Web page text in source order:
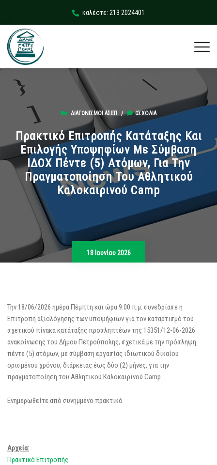
καλέστε: 213 2024401
ΔΙΑΓΩΝΙΣΜΟΊ ΑΣΕΠ / 0ΣΧΌΛΙΑ
Πρακτικό Επιτροπής Κατάταξης Και
Επιλογής Υποψηφίων Με Σύμβαση
ΙΔΟΧ Πέντε (5) Ατόμων, Για Την
Πραγματοποίηση Του Αθλητικού
Καλοκαιρινού Camp
18 Ιουνίου 2026
Την 18/06/2026 ημέρα Πέμπτη και ώρα 9:00 π.μ. συνεδρίασε η
Επιτροπή αξιολόγησης των υποψήφιων για τον καταρτισμό του
σχετικού πίνακα κατάταξης προσληπτέων της 15351/12-06-2026
ανακοίνωσης του Δήμου Πετρούπολης, σχετικά με την πρόσληψη
πέντε (5) ατόμων, με σύμβαση εργασίας ιδιωτικού δικαίου
ορισμένου χρόνου, διάρκειας έως δύο (2) μήνες, για την
πραγματοποίηση του Αθλητικού Καλοκαιρινού Camp.
Ενημερωθείτε από συνημμένο πρακτικό
Αρχεία:
Πρακτικό Επιτροπής.